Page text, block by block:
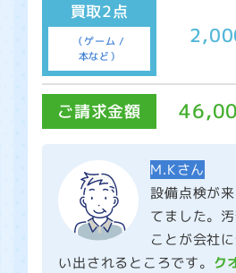
買取2点
（ゲーム /
本など）
ご請求金額
M.Kさん
設備点検が
てました。
ことが会社
い出されるところです。 ク